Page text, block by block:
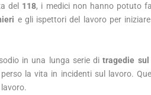
del 118, i medici non hanno potuto
e gli ispettori del lavoro per
in una lunga serie ditragedie sul
la vita in incidenti sul lavoro.